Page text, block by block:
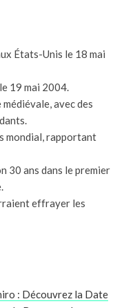
États-Unis le 18 mai
19 mai 2004.
avec des
mondial, rapportant
30 ans dans le premier
effrayer les
: Découvrez la Date